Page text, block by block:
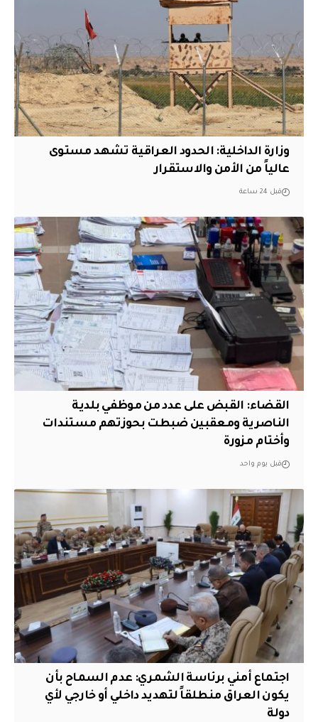
وزارة الداخلية: الحدود العراقية تشهد مستوى
عالياً من الأمن والاستقرار
قبل 24 ساعة
القضاء: القبض على عدد من موظفي بلدية
الناصرية ومعقبين ضبطت بحوزتهم مستندات
وأختام مزورة
قبل يوم واحد
اجتماع أمني برئاسة الشمري: عدم السماح بأن
يكون العراق منطلقاً لتهديد داخلي أو خارجي لأي
دولة